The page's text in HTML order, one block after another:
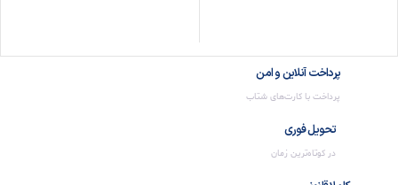
پرداخت آنلاین و امن
پرداخت با کارت‌های شتاب
تحویل فوری
در کوتاه‌ترین زمان